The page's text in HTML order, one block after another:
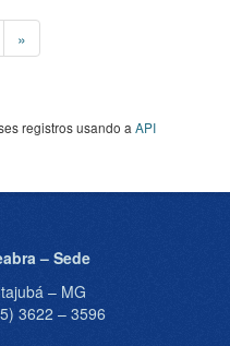
»
registros usando a API
– Sede
– MG
3622 – 3596